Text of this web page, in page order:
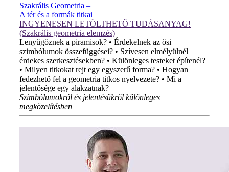
Szakrális Geometria –
A tér és a formák titkai
INGYENESEN LETÖLTHETŐ TUDÁSANYAG!
(Szakrális geometria elemzés)
Lenyűgöznek a piramisok? • Érdekelnek az ősi
szimbólumok összefüggései? • Szívesen elmélyülnél
érdekes szerkesztésekben? • Különleges testeket építenél?
• Milyen titkokat rejt egy egyszerű forma? • Hogyan
fedezhető fel a geometria titkos nyelvezete? • Mi a
jelentősége egy alakzatnak?
Szimbólumokról és jelentésükről különleges
megközelítésben